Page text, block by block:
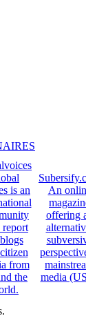
is an
from
the
An
offering
media